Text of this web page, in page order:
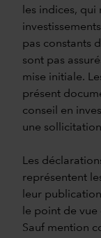
les indices,
pas constants
sont pas
mise initiale.
présent
conseil en
une
Les
représentent
leur
le point de
Sauf mention